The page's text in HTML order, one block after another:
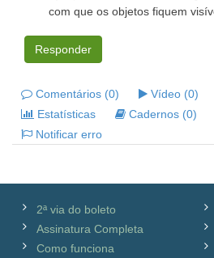
com que os objetos fiquem
Responder
Comentários (0) Vídeo (0)
Estatísticas
Cadernos (0)
Notificar erro
2ª via do boleto
Assinatura Completa
Como funciona